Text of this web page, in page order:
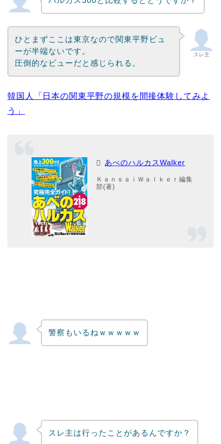
スレ主
ひとまずここは東京なので関東平野ビュ
ーが半端ないです。
圧倒的なビューだと感じられる。
韓国人「日本の関東平野の規模を間接体験してみよ
う」
あべのハルカスWalker
ＫａｎｓａｉＷａｌｋｅｒ編集
部(著)
警察もいるねｗｗｗｗｗ
スレ主は行ったことがあるんですか？